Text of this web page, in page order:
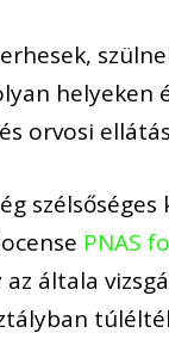
orvosi
PNAS
általa